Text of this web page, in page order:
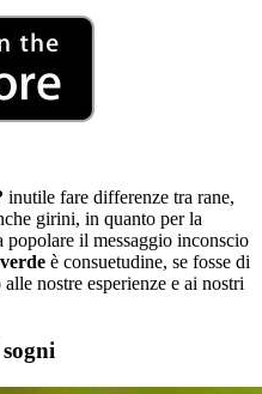
inutile fare differenze tra rane,
girini, in quanto per la
il messaggio inconscio
è consuetudine, se fosse di
nostre esperienze e ai nostri